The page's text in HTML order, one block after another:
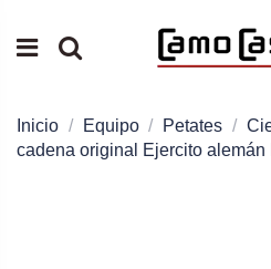
Inicio Equipo Petates
cadena original Ejercito alemán